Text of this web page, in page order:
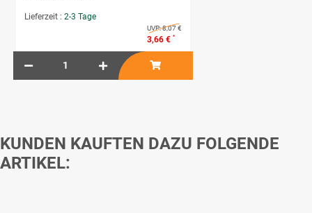
Lieferzeit : 2-3 Tage
UVP:8,07 €
3,66 € *
KUNDEN KAUFTEN DAZU FOLGENDE
ARTIKEL: